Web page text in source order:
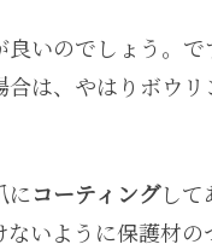
いのでしょう。
は、やはりボウ
にコーティングして
いように保護材